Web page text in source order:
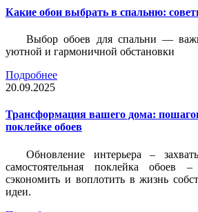
Какие обои выбрать в спальню:
Выбор обоев для спальни —
уютной и гармоничной обстановки
Подробнее
20.09.2025
Трансформация вашего дома:
поклейке обоев
Обновление интерьера –
самостоятельная поклейка обоев
сэкономить и воплотить в жизнь
идеи.